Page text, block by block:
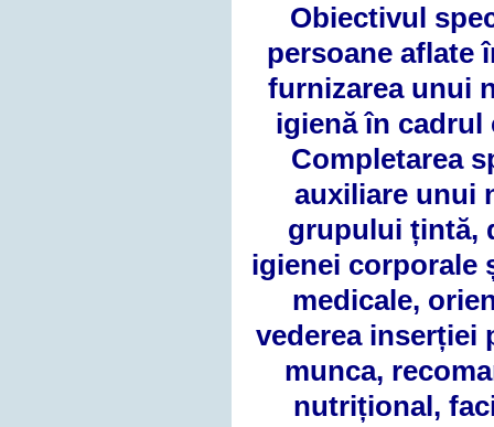
Obiectivul
persoane aflate
furnizarea unui
igienă în cadrul
Completarea
auxiliare unui
grupului țintă,
igienei corporale
medicale,
vederea inserției
munca,
nutrițional,